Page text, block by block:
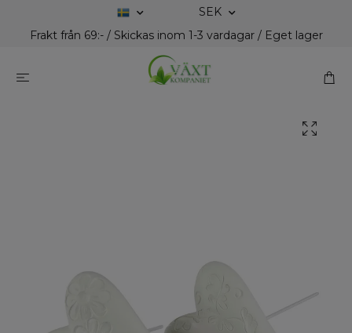
SEK
Frakt från 69:- / Skickas inom 1-3 vardagar / Eget lager